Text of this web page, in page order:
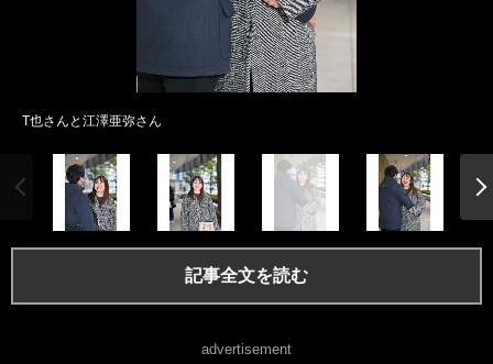
T也さんと江澤亜弥さん
記事全文を読む
advertisement